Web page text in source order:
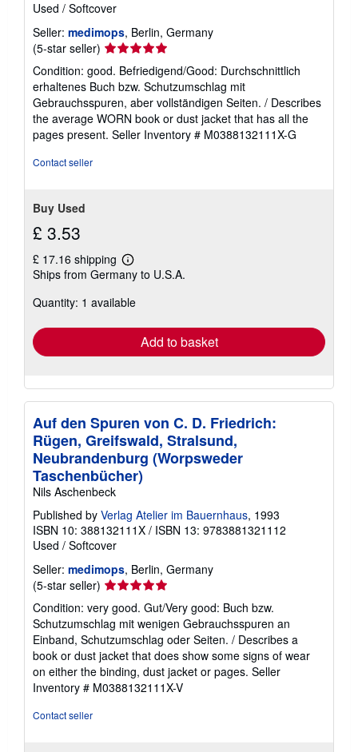
Used / Softcover
Seller: medimops, Berlin, Germany
(5-star seller) Seller
rating
5
out
of
5
stars
Condition: good. Befriedigend/Good: Durchschnittlich
erhaltenes Buch bzw. Schutzumschlag mit
Gebrauchsspuren, aber vollständigen Seiten. / Describes
the average WORN book or dust jacket that has all the
pages present. Seller Inventory # M0388132111X-G
Contact seller
Buy Used
£ 3.53
£ 17.16 shipping
Learn
more
shipping
Ships from Germany to U.S.A.
Quantity: 1 available
Add to basket
Auf den Spuren von C. D. Friedrich:
Rügen, Greifswald, Stralsund,
Neubrandenburg (Worpsweder
Taschenbücher)
Nils Aschenbeck
Published by Verlag Atelier im Bauernhaus, 1993
ISBN 10: 388132111X / ISBN 13: 9783881321112
Used / Softcover
Seller: medimops, Berlin, Germany
(5-star seller) Seller
5
out
of
5
stars
Condition: very good. Gut/Very good: Buch bzw.
Schutzumschlag mit wenigen Gebrauchsspuren an
Einband, Schutzumschlag oder Seiten. / Describes a
book or dust jacket that does show some signs of wear
on either the binding, dust jacket or pages. Seller
Inventory # M0388132111X-V
Contact seller